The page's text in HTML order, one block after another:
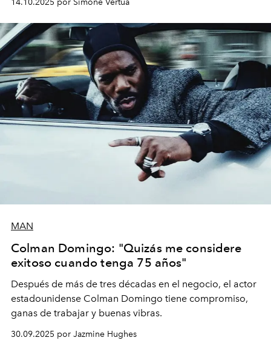
14.10.2025 por Simone Vertua
MAN
Colman Domingo: "Quizás me considere
exitoso cuando tenga 75 años"
Después de más de tres décadas en el negocio, el actor
estadounidense Colman Domingo tiene compromiso,
ganas de trabajar y buenas vibras.
30.09.2025 por Jazmine Hughes